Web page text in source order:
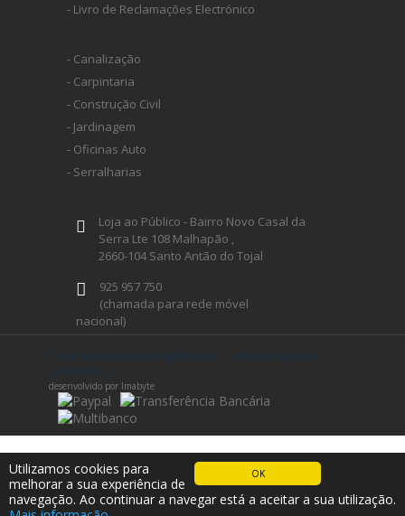
OK
Utilizamos cookies para
melhorar a sua experiência de
navegação. Ao continuar a navegar está a aceitar a sua utilização.
- Livro de Reclamações Electrónico
- Canalização
- Carpintaria
- Construção Civil
- Jardinagem
- Oficinas Auto
- Serralharias
Loja ao Público - Bairro Novo Casal da
Serra Lte 108 Malhapão ,
2660-104 Santo Antão do Tojal
925 957 750
(chamada para rede móvel
nacional)
geral@ferramentaprofissional.pt
Siga-nos
ferramentaprofissional.pt® 2026 - todos os direitos
reservados
desenvolvido por Imabyte